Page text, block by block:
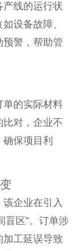
产线的运行状
设备故障、
警，帮助管
单的实际材料
对，企业不
保项目利
企业在引入
盲区”。订单涉
加工延误导致